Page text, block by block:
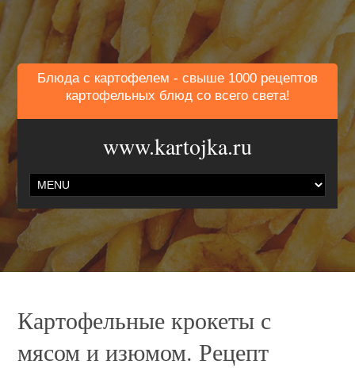
Блюда с картофелем - свыше 1000 рецептов
картофельных блюд со всего света!
www.kartojka.ru
Картофельные крокеты с
мясом и изюмом. Рецепт